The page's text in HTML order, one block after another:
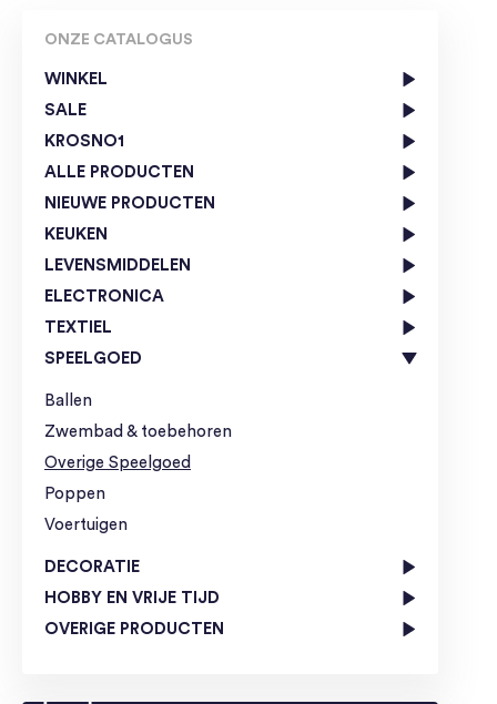
ONZE CATALOGUS
WINKEL
SALE
KROSNO1
ALLE PRODUCTEN
NIEUWE PRODUCTEN
KEUKEN
LEVENSMIDDELEN
ELECTRONICA
TEXTIEL
SPEELGOED
Ballen
Zwembad & toebehoren
Overige Speelgoed
Poppen
Voertuigen
DECORATIE
HOBBY EN VRIJE TIJD
OVERIGE PRODUCTEN